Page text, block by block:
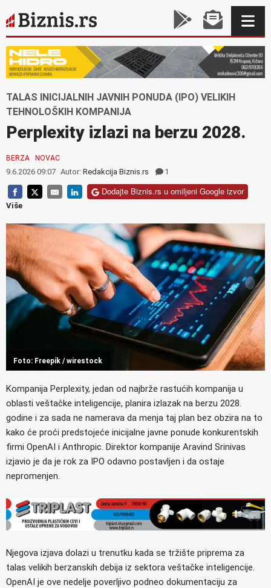
TALAS INICIJALNIH JAVNIH PONUDA (IPO) VELIKIH
TEHNOLOŠKIH KOMPANIJA
Perplexity izlazi na berzu 2028.
BERZA NOVAC
9.6.2026 09:07 Autor: Redakcija Biznis.rs 1
Dodajte Biznis.rs u omiljeni Google izvor
Više
Foto: Freepik / wirestock
Kompanija Perplexity, jedan od najbrže rastućih kompanija u
oblasti veštačke inteligencije, planira izlazak na berzu 2028.
godine i za sada ne namerava da menja taj plan bez obzira na to
kako će proći predstojeće inicijalne javne ponude konkurentskih
firmi OpenAI i Anthropic. Direktor kompanije Aravind Srinivas
izjavio je da je rok za IPO odavno postavljen i da ostaje
nepromenjen.
Njegova izjava dolazi u trenutku kada se tržište priprema za
talas velikih berzanskih debija iz sektora veštačke inteligencije.
OpenAI je ove nedelje poverljivo podneo dokumentaciju za